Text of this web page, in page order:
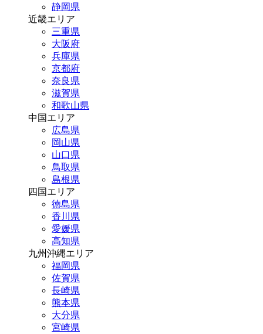
静岡県
近畿エリア
三重県
大阪府
兵庫県
京都府
奈良県
滋賀県
和歌山県
中国エリア
広島県
岡山県
山口県
鳥取県
島根県
四国エリア
徳島県
香川県
愛媛県
高知県
九州沖縄エリア
福岡県
佐賀県
長崎県
熊本県
大分県
宮崎県